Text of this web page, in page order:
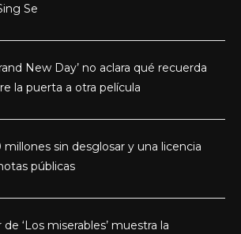
Se
New Day’ no aclara qué recuerda
la puerta a otra película
millones sin desglosar y una licencia
públicas
‘Los miserables’ muestra la